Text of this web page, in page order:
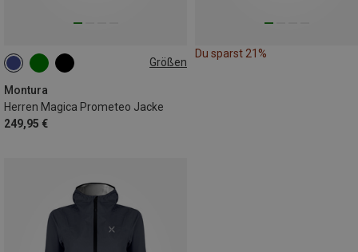
Größen
Montura
Herren Magica Prometeo Jacke
249,95 €
S M XL
Du sparst 21%